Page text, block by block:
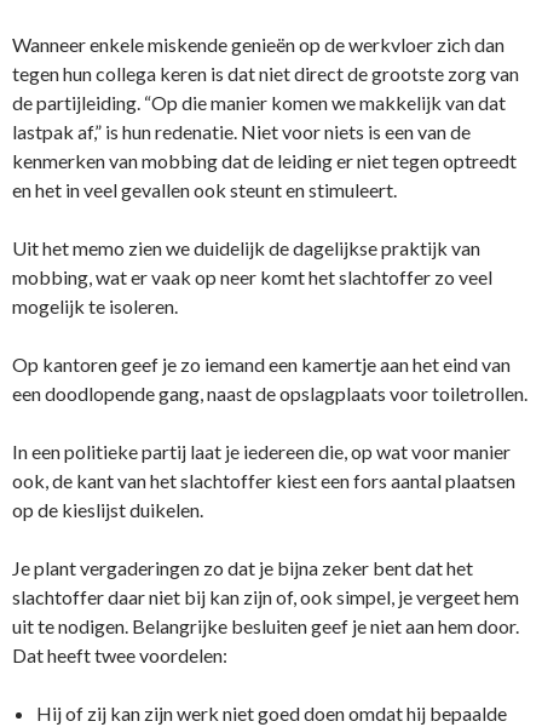
Wanneer enkele miskende genieën op de werkvloer zich dan
tegen hun collega keren is dat niet direct de grootste zorg van
de partijleiding. “Op die manier komen we makkelijk van dat
lastpak af,” is hun redenatie. Niet voor niets is een van de
kenmerken van mobbing dat de leiding er niet tegen optreedt
en het in veel gevallen ook steunt en stimuleert.
Uit het memo zien we duidelijk de dagelijkse praktijk van
mobbing, wat er vaak op neer komt het slachtoffer zo veel
mogelijk te isoleren.
Op kantoren geef je zo iemand een kamertje aan het eind van
een doodlopende gang, naast de opslagplaats voor toiletrollen.
In een politieke partij laat je iedereen die, op wat voor manier
ook, de kant van het slachtoffer kiest een fors aantal plaatsen
op de kieslijst duikelen.
Je plant vergaderingen zo dat je bijna zeker bent dat het
slachtoffer daar niet bij kan zijn of, ook simpel, je vergeet hem
uit te nodigen. Belangrijke besluiten geef je niet aan hem door.
Dat heeft twee voordelen:
Hij of zij kan zijn werk niet goed doen omdat hij bepaalde